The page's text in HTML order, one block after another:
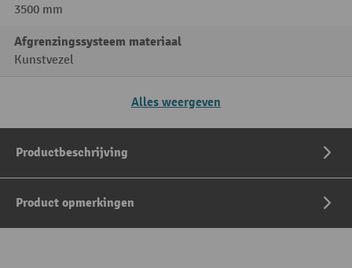
3500 mm
Afgrenzingssysteem materiaal
Kunstvezel
Alles weergeven
Productbeschrijving
Product opmerkingen